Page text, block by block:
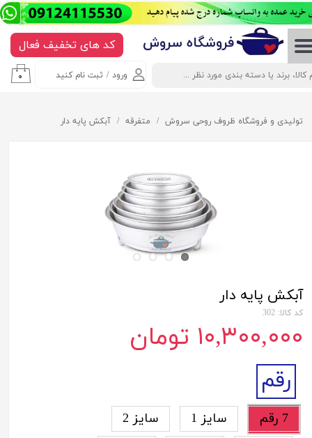
ورود / ثبت نام کنید
حساب کاربری من
تغییر گذر واژه
خروج از حساب کاربری
۰
​​​​​​​​فروشگاه سروش کد های تخفیف فعال
تولیدی و فروشگاه ظروف روحی سروش متفرقه آبکش پایه دار
آبکش پایه دار
کد کالا: 302
۱۰,۳۰۰,۰۰۰ تومان
رقم
7 رقم سایز 1
سایز 2